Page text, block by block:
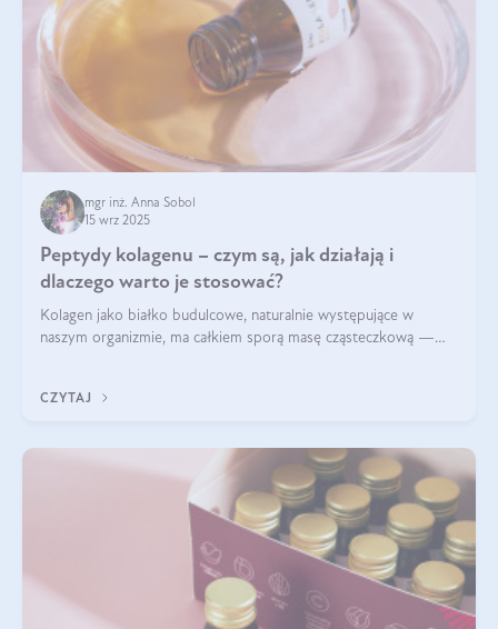
mgr inż. Anna Sobol
15 wrz 2025
Peptydy kolagenu – czym są, jak działają i
dlaczego warto je stosować?
Kolagen jako białko budulcowe, naturalnie występujące w
naszym organizmie, ma całkiem sporą masę cząsteczkową —
bardziej biodostępny
CZYTAJ